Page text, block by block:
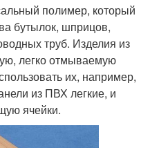
полимер, который
бутылок, шприцов,
труб. Изделия из
легко отмываемую
их, например,
из ПВХ легкие, и
ячейки.